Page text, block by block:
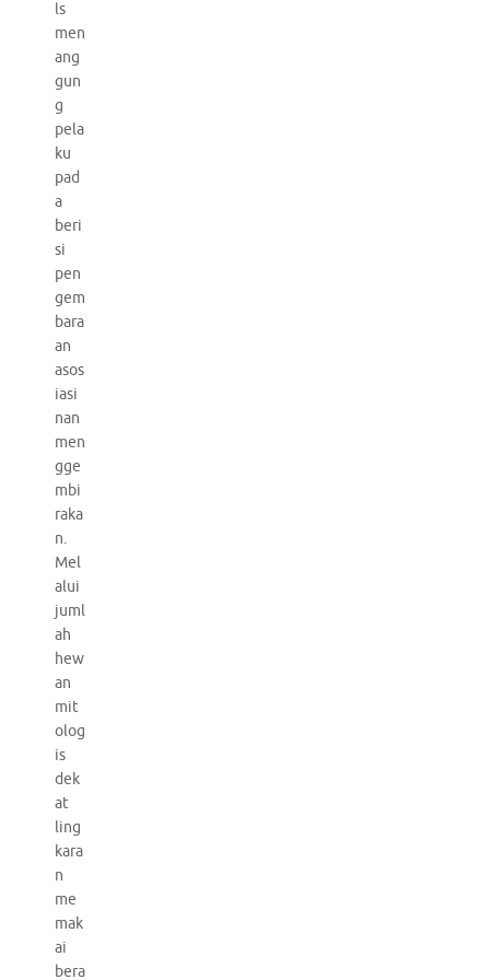
ls
men
ang
gun
g
pela
ku
pad
a
beri
si
pen
gem
bara
an
asos
iasi
nan
men
gge
mbi
raka
n.
Mel
alui
juml
ah
hew
an
mit
olog
is
dek
at
ling
kara
n
me
mak
ai
bera